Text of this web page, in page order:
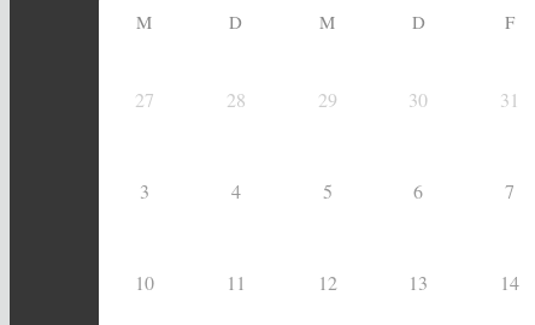
M D M D F
27 28 29 30 31
3 4 5 6 7
10 11 12 13 14